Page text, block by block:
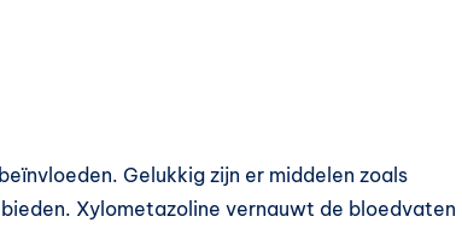
Gelukkig zijn er middelen zoals
Xylometazoline vernauwt de bloedvaten